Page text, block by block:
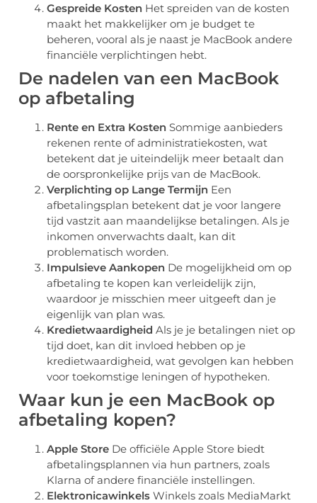
Gespreide Kosten Het spreiden van de kosten
maakt het makkelijker om je budget te
beheren, vooral als je naast je MacBook andere
financiële verplichtingen hebt.
De nadelen van een MacBook
op afbetaling
Rente en Extra Kosten Sommige aanbieders
rekenen rente of administratiekosten, wat
betekent dat je uiteindelijk meer betaalt dan
de oorspronkelijke prijs van de MacBook.
Verplichting op Lange Termijn Een
afbetalingsplan betekent dat je voor langere
tijd vastzit aan maandelijkse betalingen. Als je
inkomen onverwachts daalt, kan dit
problematisch worden.
Impulsieve Aankopen De mogelijkheid om op
afbetaling te kopen kan verleidelijk zijn,
waardoor je misschien meer uitgeeft dan je
eigenlijk van plan was.
Kredietwaardigheid Als je je betalingen niet op
tijd doet, kan dit invloed hebben op je
kredietwaardigheid, wat gevolgen kan hebben
voor toekomstige leningen of hypotheken.
Waar kun je een MacBook op
afbetaling kopen?
Apple Store De officiële Apple Store biedt
afbetalingsplannen via hun partners, zoals
Klarna of andere financiële instellingen.
Elektronicawinkels Winkels zoals MediaMarkt